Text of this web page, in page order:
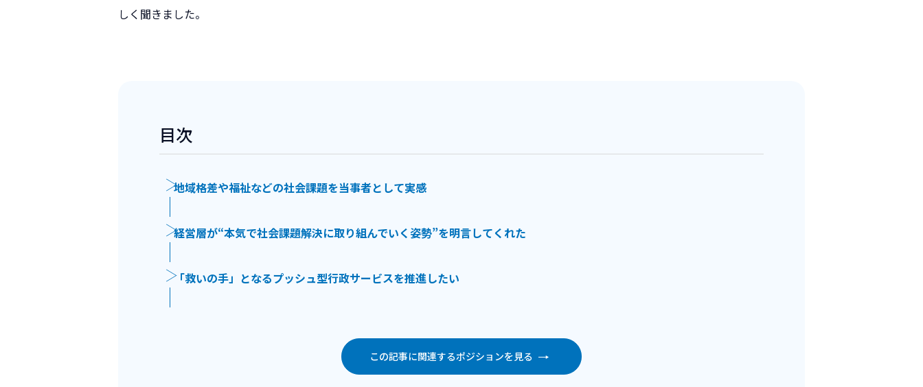
しく聞きました。
目次
地域格差や福祉などの社会課題を当事者として実感
経営層が“本気で社会課題解決に取り組んでいく姿勢”を明言してくれた
「救いの手」となるプッシュ型行政サービスを推進したい
この記事に関連するポジションを見る